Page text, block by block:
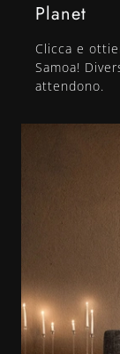
Planet
Clicca e
Samoa!
attendono.